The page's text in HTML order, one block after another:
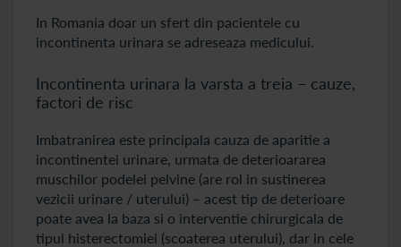
In Romania doar un sfert din pacientele cu
incontinenta urinara se adreseaza medicului.
Incontinenta urinara la varsta a treia – cauze,
factori de risc
Imbatranirea este principala cauza de aparitie a
incontinentei urinare, urmata de deterioararea
muschilor podelei pelvine (are rol in sustinerea
vezicii urinare / uterului) – acest tip de deterioare
poate avea la baza si o interventie chirurgicala de
tipul histerectomiei (scoaterea uterului), dar in cele